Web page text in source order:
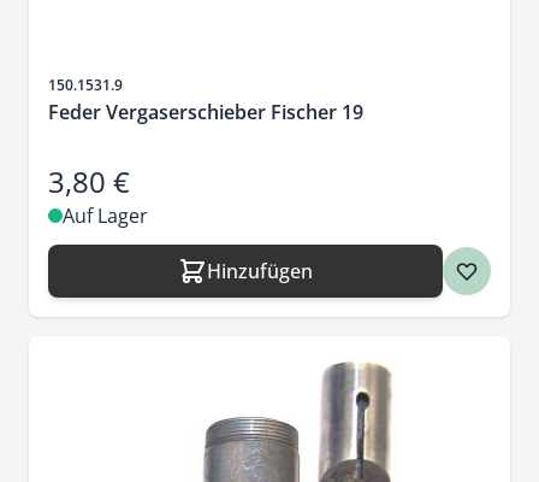
Artikelnr.
150.1531.9
Feder Vergaserschieber Fischer 19
3,80 €
Auf Lager
Hinzufügen